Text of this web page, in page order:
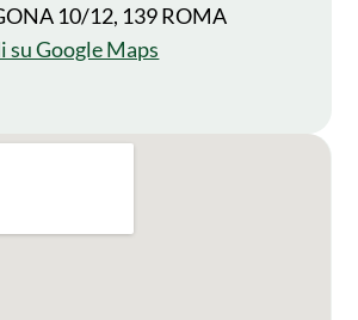
10/12, 139 ROMA
su Google Maps